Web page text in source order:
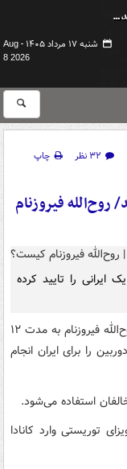
شنبه ۱۷ مرداد ۱۴۰۵ -
Aug
8 2026
۳۲ نظر
چاپ
روح‌الله فیروزنام
ایرانی را تایید کرده
به نقل از رصد، این وبسایت، روح‌الله فیروزنام به مدت ۱۲
را برای ایران انجام
استفاده می‌شود.
با ویزای توریستی وارد کانادا